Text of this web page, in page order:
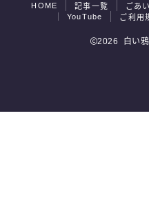
HOME 記事一覧 ごあ
YouTube
ご利用
2026 白い鴉